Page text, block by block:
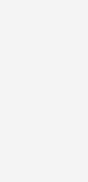
relevant, weil
vorliegen:
Winter.
Sommer steigt
mit
liefern – mit
viel nutzbare
an – und